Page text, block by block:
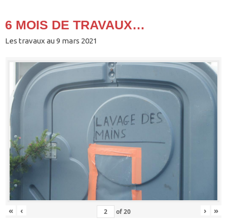
6 MOIS DE TRAVAUX…
Les travaux au 9 mars 2021
« ‹ of20 › »